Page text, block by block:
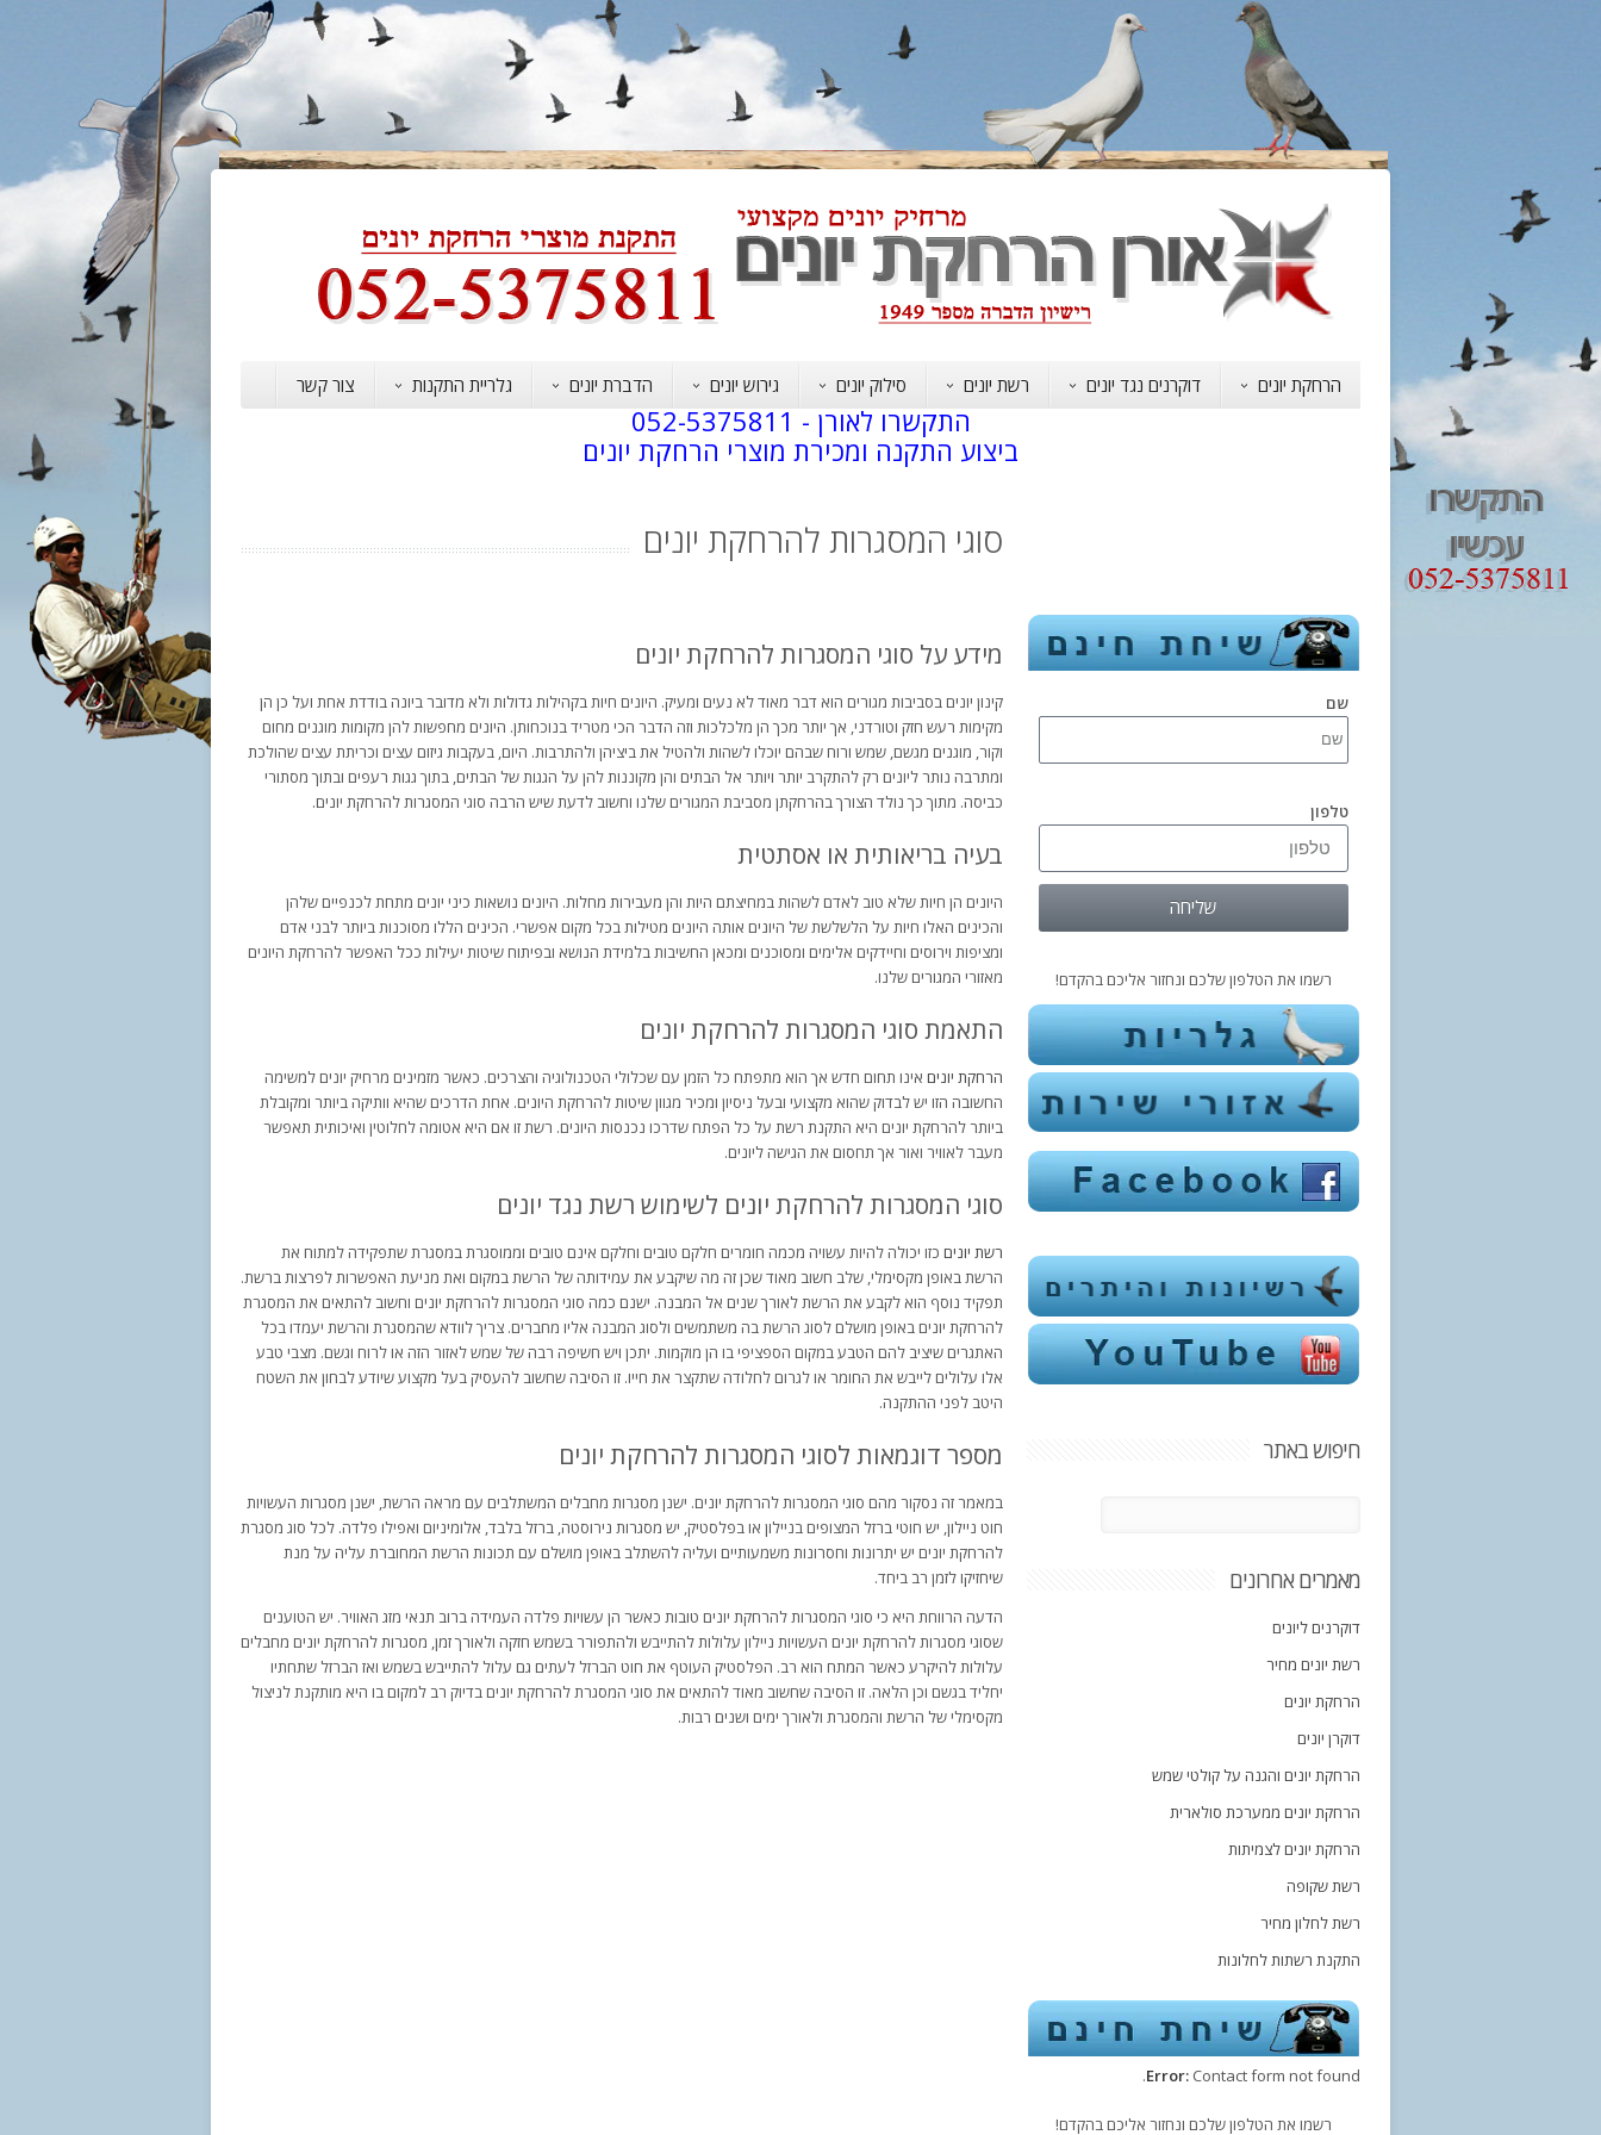
הרחקת יונים דוקרנים נגד יונים רשת יונים סילוק יונים גירוש יונים הדברת יונים גלריית התקנות צור קשר
התקשרו לאורן -052-5375811
ביצוע התקנה ומכירת מוצרי הרחקת יונים
סוגי המסגרות להרחקת יונים
מידע על סוגי המסגרות להרחקת יונים
קינון יונים בסביבות מגורים הוא דבר מאוד לא נעים ומעיק. היונים חיות בקהילות גדולות ולא מדובר ביונה בודדת אחת ועל כן הן
מקימות רעש חזק וטורדני, אך יותר מכך הן מלכלכות וזה הדבר הכי מטריד בנוכחותן. היונים מחפשות להן מקומות מוגנים מחום
וקור, מוגנים מגשם, שמש ורוח שבהם יוכלו לשהות ולהטיל את ביציהן ולהתרבות. היום, בעקבות גיזום עצים וכריתת עצים שהולכת
ומתרבה נותר ליונים רק להתקרב יותר ויותר אל הבתים והן מקוננות להן על הגגות של הבתים, בתוך גגות רעפים ובתוך מסתורי
כביסה. מתוך כך נולד הצורך בהרחקתן מסביבת המגורים שלנו וחשוב לדעת שיש הרבה סוגי המסגרות להרחקת יונים.
בעיה בריאותית או אסתטית
היונים הן חיות שלא טוב לאדם לשהות במחיצתם היות והן מעבירות מחלות. היונים נושאות כיני יונים מתחת לכנפיים שלהן
והכינים האלו חיות על הלשלשת של היונים אותה היונים מטילות בכל מקום אפשרי. הכינים הללו מסוכנות ביותר לבני אדם
ומציפות וירוסים וחיידקים אלימים ומסוכנים ומכאן החשיבות בלמידת הנושא ובפיתוח שיטות יעילות ככל האפשר להרחקת היונים
מאזורי המגורים שלנו.
התאמת סוגי המסגרות להרחקת יונים
הרחקת יונים אינו תחום חדש אך הוא מתפתח כל הזמן עם שכלולי הטכנולוגיה והצרכים. כאשר מזמינים מרחיק יונים למשימה
החשובה הזו יש לבדוק שהוא מקצועי ובעל ניסיון ומכיר מגוון שיטות להרחקת היונים. אחת הדרכים שהיא וותיקה ביותר ומקובלת
ביותר להרחקת יונים היא התקנת רשת על כל הפתח שדרכו נכנסות היונים. רשת זו אם היא אטומה לחלוטין ואיכותית תאפשר
מעבר לאוויר ואור אך תחסום את הגישה ליונים.
סוגי המסגרות להרחקת יונים לשימוש רשת נגד יונים
רשת יונים כזו יכולה להיות עשויה מכמה חומרים חלקם טובים וחלקם אינם טובים וממוסגרת במסגרת שתפקידה למתוח את
הרשת באופן מקסימלי, שלב חשוב מאוד שכן זה מה שיקבע את עמידותה של הרשת במקום ואת מניעת האפשרות לפרצות ברשת.
תפקיד נוסף הוא לקבע את הרשת לאורך שנים אל המבנה. ישנם כמה סוגי המסגרות להרחקת יונים וחשוב להתאים את המסגרת
להרחקת יונים באופן מושלם לסוג הרשת בה משתמשים ולסוג המבנה אליו מחברים. צריך לוודא שהמסגרת והרשת יעמדו בכל
האתגרים שיציב להם הטבע במקום הספציפי בו הן מוקמות. יתכן ויש חשיפה רבה של שמש לאזור הזה או לרוח וגשם. מצבי טבע
אלו עלולים לייבש את החומר או לגרום לחלודה שתקצר את חייו. זו הסיבה שחשוב להעסיק בעל מקצוע שיודע לבחון את השטח
היטב לפני ההתקנה.
מספר דוגמאות לסוגי המסגרות להרחקת יונים
במאמר זה נסקור מהם סוגי המסגרות להרחקת יונים. ישנן מסגרות מחבלים המשתלבים עם מראה הרשת, ישנן מסגרות העשויות
חוט ניילון, יש חוטי ברזל המצופים בניילון או בפלסטיק, יש מסגרות נירוסטה, ברזל בלבד, אלומיניום ואפילו פלדה. לכל סוג מסגרת
להרחקת יונים יש יתרונות וחסרונות משמעותיים ועליה להשתלב באופן מושלם עם תכונות הרשת המחוברת עליה על מנת
שיחזיקו לזמן רב ביחד.
הדעה הרווחת היא כי סוגי המסגרות להרחקת יונים טובות כאשר הן עשויות פלדה העמידה ברוב תנאי מזג האוויר. יש הטוענים
שסוגי מסגרות להרחקת יונים העשויות ניילון עלולות להתייבש ולהתפורר בשמש חזקה ולאורך זמן, מסגרות להרחקת יונים מחבלים
עלולות להיקרע כאשר המתח הוא רב. הפלסטיק העוטף את חוט הברזל לעתים גם עלול להתייבש בשמש ואז הברזל שתחתיו
יחליד בגשם וכן הלאה. זו הסיבה שחשוב מאוד להתאים את סוגי המסגרת להרחקת יונים בדיוק רב למקום בו היא מותקנת לניצול
מקסימלי של הרשת והמסגרת ולאורך ימים ושנים רבות.
שם
טלפון
שליחה
רשמו את הטלפון שלכם ונחזור אליכם בהקדם!
חיפוש באתר
מאמרים אחרונים
דוקרנים ליונים
רשת יונים מחיר
הרחקת יונים
דוקרן יונים
הרחקת יונים והגנה על קולטי שמש
הרחקת יונים ממערכת סולארית
הרחקת יונים לצמיתות
רשת שקופה
רשת לחלון מחיר
התקנת רשתות לחלונות
Error: Contact form not found.
רשמו את הטלפון שלכם ונחזור אליכם בהקדם!